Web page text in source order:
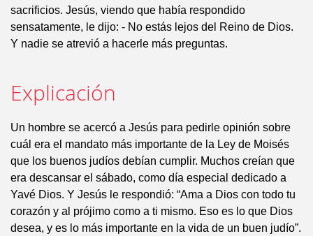
sacrificios. Jesús, viendo que había respondido
sensatamente, le dijo: - No estás lejos del Reino de Dios.
Y nadie se atrevió a hacerle más preguntas.
Explicación
Un hombre se acercó a Jesús para pedirle opinión sobre
cuál era el mandato más importante de la Ley de Moisés
que los buenos judíos debían cumplir. Muchos creían que
era descansar el sábado, como día especial dedicado a
Yavé Dios. Y Jesús le respondió: “Ama a Dios con todo tu
corazón y al prójimo como a ti mismo. Eso es lo que Dios
desea, y es lo más importante en la vida de un buen judío”.